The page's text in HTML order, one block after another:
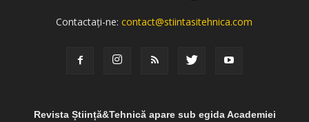
Contactați-ne:contact@stiintasitehnica.com
Revista Știință&Tehnică apare sub egida Academiei